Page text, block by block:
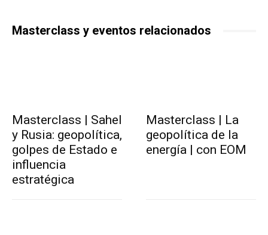
Masterclass y eventos relacionados
Masterclass | Sahel
y Rusia: geopolítica,
golpes de Estado e
influencia
estratégica
Masterclass | La
geopolítica de la
energía | con EOM